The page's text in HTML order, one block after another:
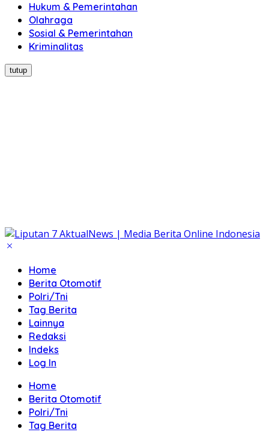
Hukum & Pemerintahan
Olahraga
Sosial & Pemerintahan
Kriminalitas
tutup
Home
Berita Otomotif
Polri/Tni
Tag Berita
Lainnya
Redaksi
Indeks
Log In
Home
Berita Otomotif
Polri/Tni
Tag Berita